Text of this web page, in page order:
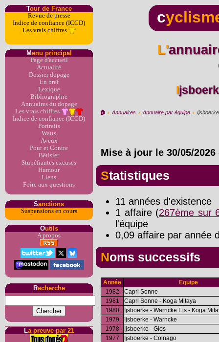
Tour de France
Revue de presse
Indice de confiance (ICCD)
Les vrais chiffres
Menu principal
Page d'accueil
Actualité
Dossier dopage
En bref
Lexique
Bibliographie
Annuaires du dopage
Les vrais chiffres
Indice de confiance (ICCD)
Portraits
Watts
Aveux
Pour et Contre
Bêtisier
Stupéfiantes excuses
Humour
Liens
Foire aux questions
Sanctions
Suspensions en cours
Outils
A propos
Recherche
La preuve par 21
c
L'annuaire du dopage par
🏠︎ › Annuaires › Annuaire par équipe ›
Mise à jour le 30/05/2026
Statistiques
11 années d'existence
1 affaire (267ème sur
l'équipe
0,09 affaire par année
Noms successifs
Année
Equipe
1982
Capri Sonne
1981
Capri Sonne - Koga Mitaya
1980
Ijsboerke - Warncke Eis - Koga
1979
Ijsboerke - Warncke
1978
Ijsboerke - Gios
1977
Ijsboerke - Colnago